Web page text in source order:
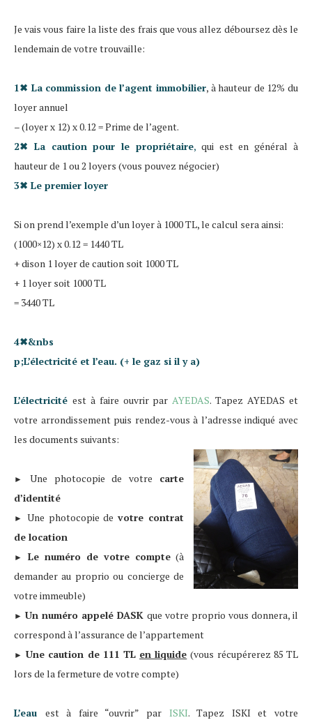
Je vais vous faire la liste des frais que vous allez déboursez dès le
lendemain de votre trouvaille:
1✖ La commission de l’agent immobilier, à hauteur de 12% du
loyer annuel
– (loyer x 12) x 0.12 = Prime de l’agent.
2✖ La caution pour le propriétaire, qui est en général à
hauteur de 1 ou 2 loyers (vous pouvez négocier)
3✖ Le premier loyer
Si on prend l’exemple d’un loyer à 1000 TL, le calcul sera ainsi:
(1000×12) x 0.12 = 1440 TL
+ dison 1 loyer de caution soit 1000 TL
+ 1 loyer soit 1000 TL
= 3440 TL
4✖&nbs
p;L’électricité et l’eau. (+ le gaz si il y a)
L’électricité est à faire ouvrir parAYEDAS. Tapez AYEDAS et
votre arrondissement puis rendez-vous à l’adresse indiqué avec
les documents suivants:
► Une photocopie de votre carte
d’identité
► Une photocopie devotre contrat
de location
► Le numéro de votre compte (à
demander au proprio ou concierge de
votre immeuble)
► Un numéro appelé DASK que votre proprio vous donnera, il
correspond à l’assurance de l’appartement
► Une caution de 111 TL en liquide (vous récupérerez 85 TL
lors de la fermeture de votre compte)
L’eau est à faire “ouvrir” par ISKI. Tapez ISKI et votre